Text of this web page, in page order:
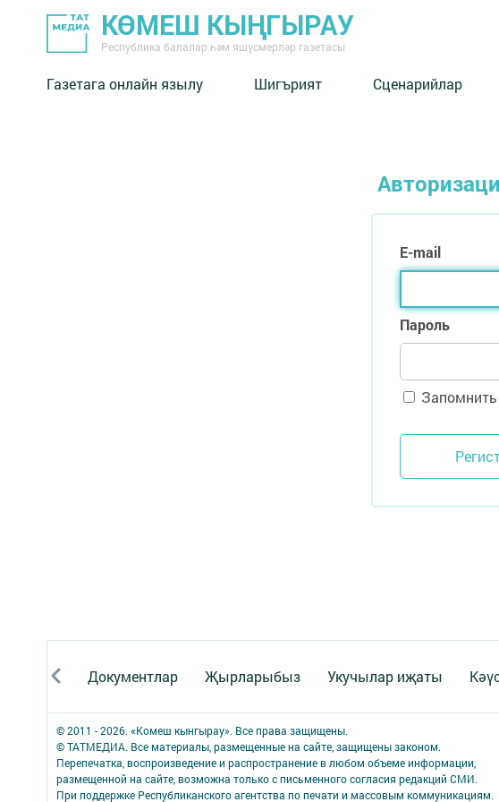
КӨМЕШ КЫҢГЫРАУ
Республика балалар һәм яшүсмерләр газетасы
Газетага онлайн язылу Шигърият Сценарийлар
E-mail
Пароль
Документлар Җырларыбыз Укучылар иҗаты
© 2011 - 2026. «Комеш кынгырау». Все права защищены.
© ТАТМЕДИА. Все материалы, размещенные на сайте, защищены законом.
Перепечатка, воспроизведение и распространение в любом объеме информации,
размещенной на сайте, возможна только с письменного согласия редакций СМИ.
При поддержке Республиканского агентства по печати и массовым коммуникациям.